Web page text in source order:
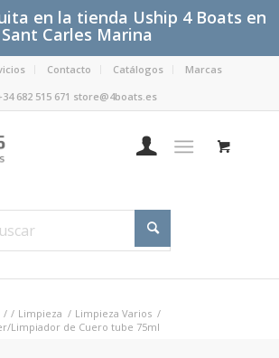
en la tienda Uship 4 Boats en
Sant Carles Marina
Contacto Catálogos
Marcas
682 515 671 store@4boats.es
/ / Limpieza / Limpieza Varios /
Limpiador de Cuero tube 75ml